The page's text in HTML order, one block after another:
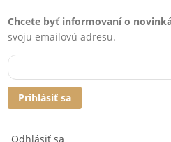
Chcete byť informovaní o
svoju emailovú adresu.
Prihlásiť sa
Odhlásiť sa